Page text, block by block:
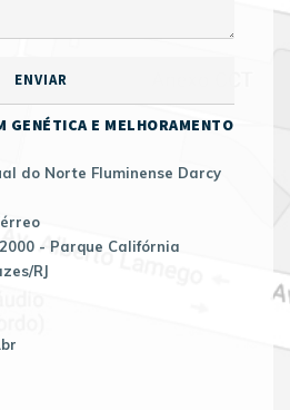
GENÉTICA E MELHORAMENTO
do Norte Fluminense Darcy
- Parque Califórnia
RJ